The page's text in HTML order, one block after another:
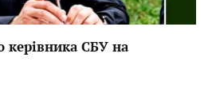
керівника СБУ на